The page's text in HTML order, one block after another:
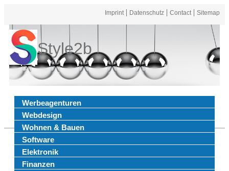
Imprint Datenschutz Contact Sitemap
Style2b
Werbeagenturen
Webdesign
Wohnen & Bauen
Software
Elektronik
Finanzen